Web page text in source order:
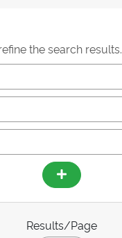
the search results.
Results/Page